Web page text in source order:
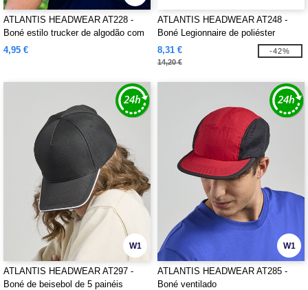
ATLANTIS HEADWEAR AT228 -
Boné estilo trucker de algodão com
5 painéis
4,95 €
ATLANTIS HEADWEAR AT248 -
Boné Legionnaire de poliéster
reciclado
8,31 €
14,20 €
-42%
W1
ATLANTIS HEADWEAR AT297 -
Boné de beisebol de 5 painéis
W1
ATLANTIS HEADWEAR AT285 -
Boné ventilado